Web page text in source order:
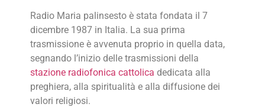
Radio Maria palinsesto è stata fondata il 7
dicembre 1987 in Italia. La sua prima
trasmissione è avvenuta proprio in quella data,
segnando l’inizio delle trasmissioni della
stazione radiofonica cattolica dedicata alla
preghiera, alla spiritualità e alla diffusione dei
valori religiosi.